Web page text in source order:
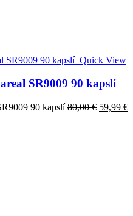
Quick View
SR9009 90 kapslí
90 kapslí80,00€ Pôvodná
59,99 €